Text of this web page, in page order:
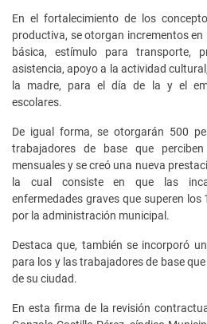
En el fortalecimiento de los
productiva, se otorgan incrementos
básica, estímulo para transporte,
asistencia, apoyo a la actividad
la madre, para el día de la y el
escolares.
De igual forma, se otorgarán 500
trabajadores de base que
mensuales y se creó una nueva
la cual consiste en que las
enfermedades graves que superen
por la administración municipal.
Destaca que, también se incorporó
para los y las trabajadores de base
de su ciudad.
En esta firma de la revisión